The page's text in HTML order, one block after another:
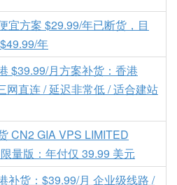
宜方案 $29.99/年已断货，目
年
$39.99/月方案补货：香港
网直连 / 延迟非常低 / 适合建站
CN2 GIA VPS LIMITED
量版：年付仅 39.99 美元
补货：$39.99/月 企业级线路 /